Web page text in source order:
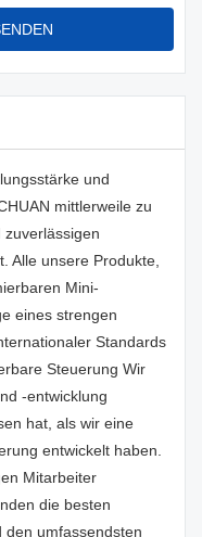
und
mittlerweile zu
Alle unsere Produkte,
Mini-
eines strengen
Standards
Steuerung Wir
-entwicklung
hat, als wir eine
entwickelt haben.
Mitarbeiter
die besten
den umfassendsten